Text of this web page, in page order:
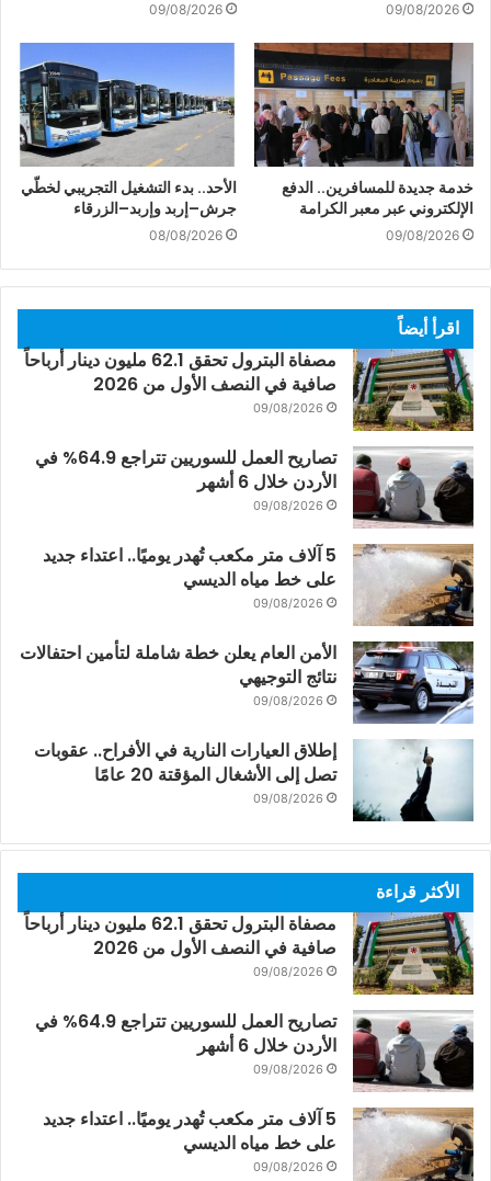
09/08/2026
09/08/2026
خدمة جديدة للمسافرين.. الدفع
الإلكتروني عبر معبر الكرامة
09/08/2026
الأحد.. بدء التشغيل التجريبي لخطّي
جرش–إربد وإربد–الزرقاء
08/08/2026
اقرأ أيضاً
مصفاة البترول تحقق 62.1 مليون دينار أرباحاً
صافية في النصف الأول من 2026
09/08/2026
تصاريح العمل للسوريين تتراجع 64.9% في
الأردن خلال 6 أشهر
09/08/2026
5 آلاف متر مكعب تُهدر يوميًا.. اعتداء جديد
على خط مياه الديسي
09/08/2026
الأمن العام يعلن خطة شاملة لتأمين احتفالات
نتائج التوجيهي
09/08/2026
إطلاق العيارات النارية في الأفراح.. عقوبات
تصل إلى الأشغال المؤقتة 20 عامًا
09/08/2026
الأكثر قراءة
مصفاة البترول تحقق 62.1 مليون دينار أرباحاً
صافية في النصف الأول من 2026
09/08/2026
تصاريح العمل للسوريين تتراجع 64.9% في
الأردن خلال 6 أشهر
09/08/2026
5 آلاف متر مكعب تُهدر يوميًا.. اعتداء جديد
على خط مياه الديسي
09/08/2026